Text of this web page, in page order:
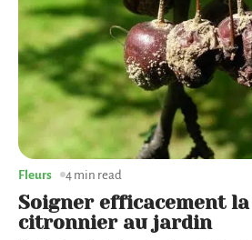
Soigner efficacement
citronnier au jardin
Fleurs 4 min read